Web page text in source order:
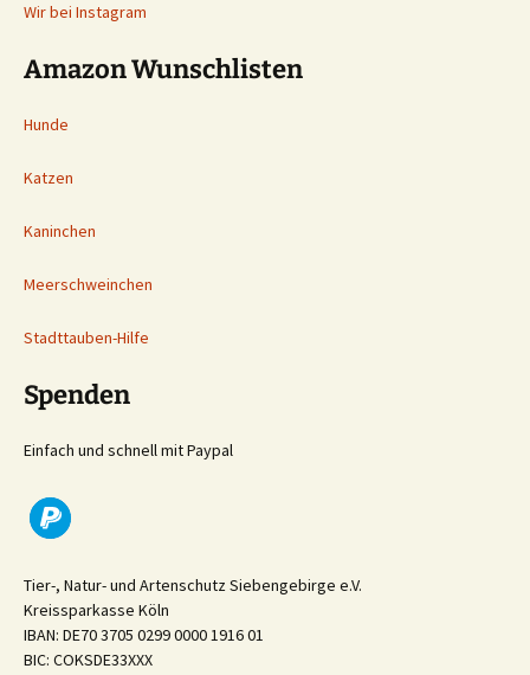
Wir bei Instagram
Amazon Wunschlisten
Hunde
Katzen
Kaninchen
Meerschweinchen
Stadttauben-Hilfe
Spenden
Einfach und schnell mit Paypal
Tier-, Natur- und Artenschutz Siebengebirge e.V.
Kreissparkasse Köln
IBAN: DE70 3705 0299 0000 1916 01
BIC: COKSDE33XXX